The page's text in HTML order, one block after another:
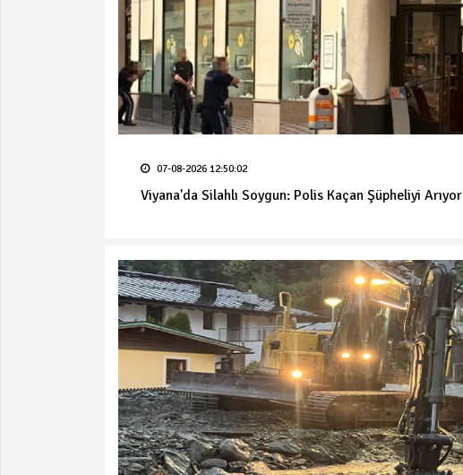
07-08-2026 12:50:02
Viyana'da Silahlı Soygun: Polis Kaçan Şüpheliyi Arıyor